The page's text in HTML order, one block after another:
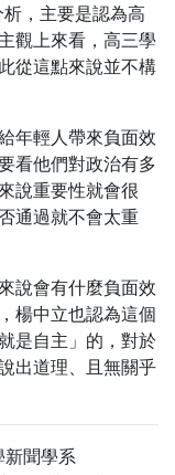
，主要是認為高
觀上來看，高三學
從這點來說並不構
年輕人帶來負面效
看他們對政治有多
說重要性就會很
通過就不會太重
說會有什麼負面效
楊中立也認為這個
是自主」的，對於
出道理、且無關乎
聞學系